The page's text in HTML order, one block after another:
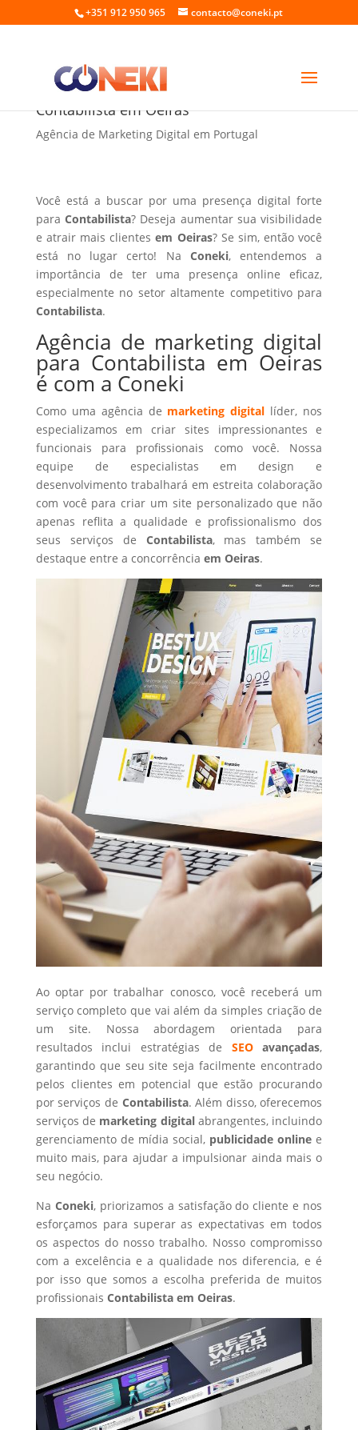
+351 912 950 965 contacto@coneki.pt
Agência de marketing digital para
Contabilista em Oeiras
Agência de Marketing Digital em Portugal
Você está a buscar por uma presença digital forte
paraContabilista? Deseja aumentar sua visibilidade
e atrair mais clientesem Oeiras? Se sim, então você
está no lugar certo! Na Coneki, entendemos a
importância de ter uma presença online eficaz,
especialmente no setor altamente competitivo para
Contabilista.
Agência de marketing digital
para Contabilista em Oeiras
é com a Coneki
Como uma agência de marketing digital líder, nos
especializamos em criar sites impressionantes e
funcionais para profissionais como você. Nossa
equipe de especialistas em design e
desenvolvimento trabalhará em estreita colaboração
com você para criar um site personalizado que não
apenas reflita a qualidade e profissionalismo dos
seus serviços de Contabilista, mas também se
destaque entre a concorrência em Oeiras.
Ao optar por trabalhar conosco, você receberá um
serviço completo que vai além da simples criação de
um site. Nossa abordagem orientada para
resultados inclui estratégias de SEOavançadas,
garantindo que seu site seja facilmente encontrado
pelos clientes em potencial que estão procurando
por serviços de Contabilista. Além disso, oferecemos
serviços de marketing digital abrangentes, incluindo
gerenciamento de mídia social, publicidade online e
muito mais, para ajudar a impulsionar ainda mais o
seu negócio.
Na Coneki, priorizamos a satisfação do cliente e nos
esforçamos para superar as expectativas em todos
os aspectos do nosso trabalho. Nosso compromisso
com a excelência e a qualidade nos diferencia, e é
por isso que somos a escolha preferida de muitos
profissionais Contabilistaem Oeiras.